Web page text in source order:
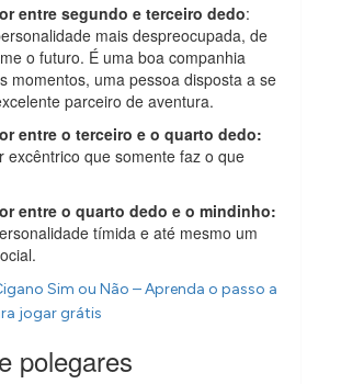
entre segundo e terceiro dedo:
mais despreocupada, de
o futuro. É uma boa companhia
momentos, uma pessoa disposta a se
parceiro de aventura.
entre o terceiro e o quarto dedo:
excêntrico que somente faz o que
entre o quarto dedo e o mindinho:
tímida e até mesmo um
Sim ou Não – Aprenda o passo a
jogar grátis
polegares